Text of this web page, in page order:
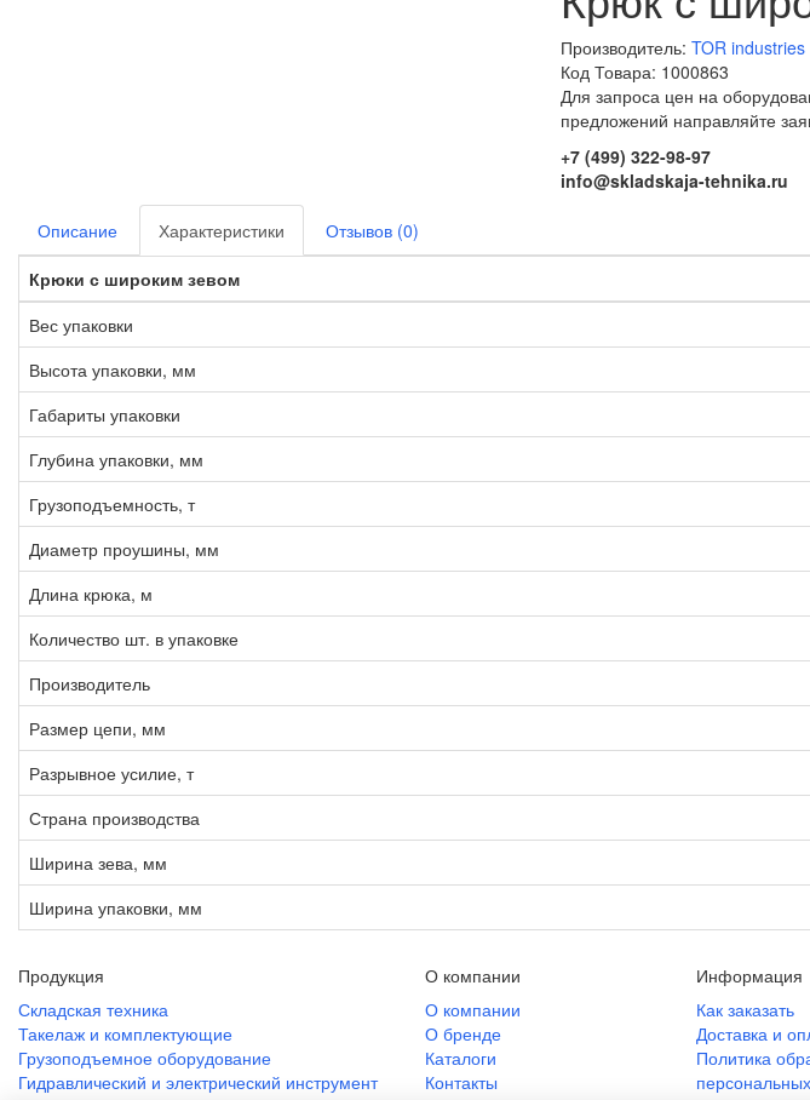
Производитель: TOR industries
Код Товара: 1000863
Для запроса цен на
предложений направляйте
+7 (499) 322-98-97
info@skladskaja-tehnika.ru
Описание Характеристики
Отзывов (0)
Крюки с широким зевом
Вес упаковки
Высота упаковки, мм
Габариты упаковки
Глубина упаковки, мм
Грузоподъемность, т
Диаметр проушины, мм
Длина крюка, м
Количество шт. в упаковке
Производитель
Размер цепи, мм
Разрывное усилие, т
Страна производства
Ширина зева, мм
Ширина упаковки, мм
Продукция
Складская техника
Такелаж и комплектующие
Грузоподъемное оборудование
Гидравлический и электрический инструмент
О компании
О компании
О бренде
Каталоги
Контакты
Информация
Как заказать
Доставка и
Политика